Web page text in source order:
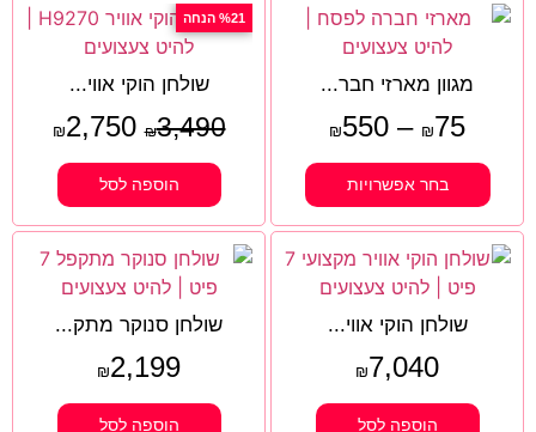
מגוון מארזי חבר...
₪75
–
₪550
בחר אפשרויות
%21 הנחה
שולחן הוקי אווי...
₪3,490
₪2,750
הוספה לסל
שולחן הוקי אווי...
₪7,040
הוספה לסל
שולחן סנוקר מתק...
₪2,199
הוספה לסל